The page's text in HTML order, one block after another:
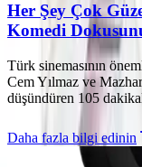
Her Şey Çok
Komedi
Türk sinemasının
Cem Yılmaz ve
düşündüren 105
Daha fazla bilgi edinin